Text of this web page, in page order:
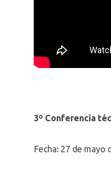
3º Conferencia
Fecha: 27 de mayo